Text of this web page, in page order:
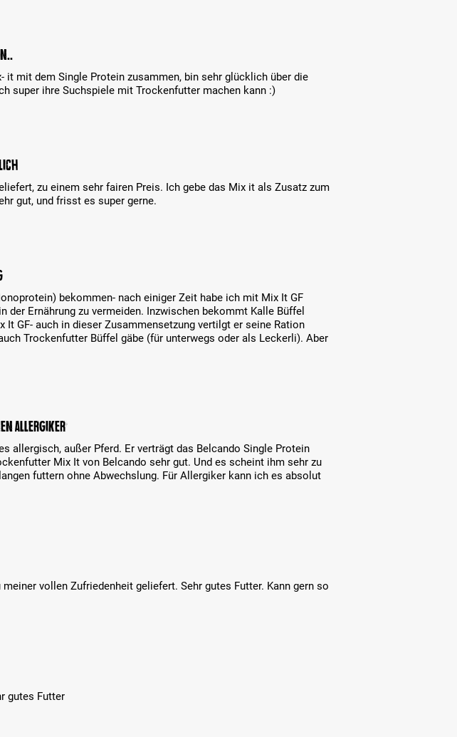
it mit dem Single Protein zusammen, bin sehr glücklich über die
super ihre Suchspiele mit Trockenfutter machen kann :)
zu einem sehr fairen Preis. Ich gebe das Mix it als Zusatz zum
gut, und frisst es super gerne.
bekommen- nach einiger Zeit habe ich mit Mix It GF
der Ernährung zu vermeiden. Inzwischen bekommt Kalle Büffel
GF- auch in dieser Zusammensetzung vertilgt er seine Ration
Trockenfutter Büffel gäbe (für unterwegs oder als Leckerli). Aber
Allergiker
allergisch, außer Pferd. Er verträgt das Belcando Single Protein
Mix It von Belcando sehr gut. Und es scheint ihm sehr zu
futtern ohne Abwechslung. Für Allergiker kann ich es absolut
vollen Zufriedenheit geliefert. Sehr gutes Futter. Kann gern so
gutes Futter